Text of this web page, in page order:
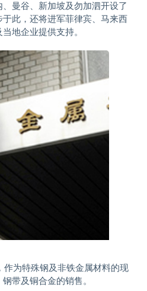
曼谷、新加坡及勿加泗开设了
此，还将进军菲律宾、马来西
地企业提供支持。
作为特殊钢及非铁金属材料的现
带及铜合金的销售。